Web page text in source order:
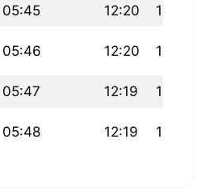
05:45 12:20 17:00
05:46 12:20 16:59
05:47 12:19 16:58
05:48 12:19 16:57